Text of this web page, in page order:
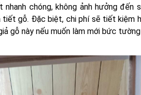
chóng, không ảnh hưởng đến
gỗ. Đặc biệt, chi phí sẽ tiết kiệm
gỗ này nếu muốn làm mới bức